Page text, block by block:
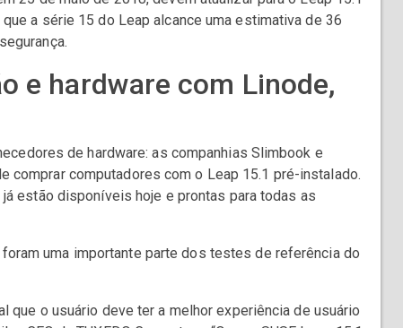
a série 15 do Leap alcance uma estimativa de 36
e hardware com Linode,
de hardware: as companhias Slimbook e
comprar computadores com o Leap 15.1 pré-instalado.
estão disponíveis hoje e prontas para todas as
uma importante parte dos testes de referência do
que o usuário deve ter a melhor experiência de usuário